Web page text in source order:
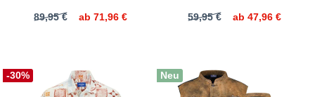
89,95 € ab 71,96 € 59,95 € ab 47,96 €
-30% Neu